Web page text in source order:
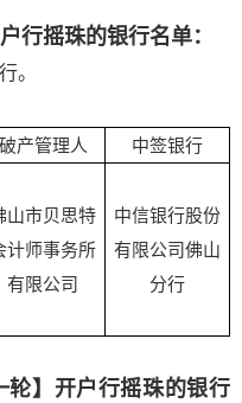
行摇珠的银行名单：
。
破产管理人 中签银行
山市贝思特
计师事务所
有限公司
中信银行股份
有限公司佛山
分行
轮】开户行摇珠的银行